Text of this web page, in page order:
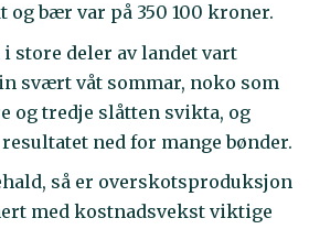
bær var på 350 100 kroner.
store deler av landet vart
svært våt sommar, noko som
og tredje slåtten svikta, og
ned for mange bønder.
så er overskotsproduksjon
med kostnadsvekst viktige